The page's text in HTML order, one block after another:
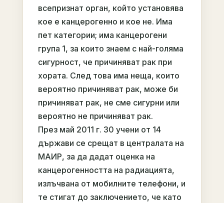
всепризнат орган, който установява
кое е канцерогенно и кое не. Има
пет категории; има канцерогени
група 1, за които знаем с най-голяма
сигурност, че причиняват рак при
хората. След това има неща, които
вероятно причиняват рак, може би
причиняват рак, не сме сигурни или
вероятно не причиняват рак.
През май 2011 г. 30 учени от 14
държави се срещат в централата на
МАИР, за да дадат оценка на
канцерогенността на радиацията,
излъчвана от мобилните телефони, и
те стигат до заключението, че като